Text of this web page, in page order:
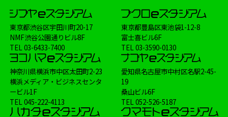
東京都渋谷区宇田川町20-17
NMF渋谷公園通りビル8F
TEL03-6433-7400
東京都豊島区東池袋1-12-8
富士喜ビル6F
TEL03-3590-0130
神奈川県横浜市中区太田町2-23
横浜メディア・ビジネスセンタ
ービル1F
TEL045-222-4113
愛知県名古屋市中村区名駅2-45-
19
桑山ビル6F
TEL052-526-5187